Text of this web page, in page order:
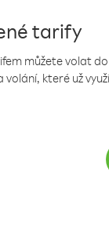
tarify
můžete volat
které už